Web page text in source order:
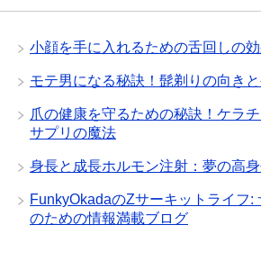
小顔を手に入れるための舌回しの効
モテ男になる秘訣！髭剃りの向き
爪の健康を守るための秘訣！ケラ
サプリの魔法
身長と成長ホルモン注射：夢の高身
FunkyOkadaのZサーキットライフ:
のための情報満載ブログ